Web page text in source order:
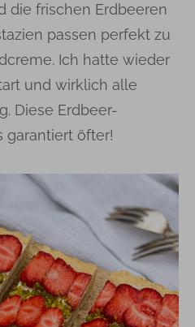
die frischen Erdbeeren
passen perfekt zu
Ich hatte wieder
und wirklich alle
Diese Erdbeer-
garantiert öfter!